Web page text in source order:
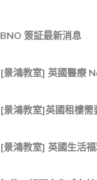
BNO 簽証最新消息
[景鴻教室] 英國醫療
[景鴻教室]英國租樓需
[景鴻教室] 英國生活福